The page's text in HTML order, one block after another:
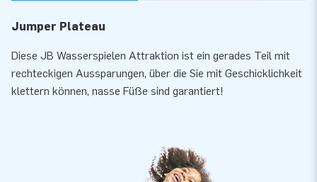
Jumper Plateau
Diese JB Wasserspielen Attraktion ist ein gerades Teil mit
rechteckigen Aussparungen, über die Sie mit Geschicklichkeit
klettern können, nasse Füße sind garantiert!